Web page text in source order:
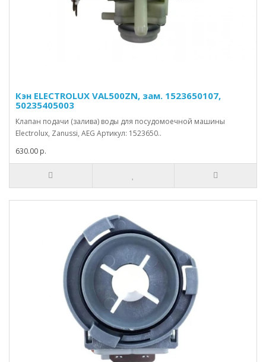
Кэн ELECTROLUX VAL500ZN, зам. 1523650107,
50235405003
Клапан подачи (залива) воды для посудомоечной машины
Electrolux, Zanussi, AEG Артикул: 1523650..
630.00 р.